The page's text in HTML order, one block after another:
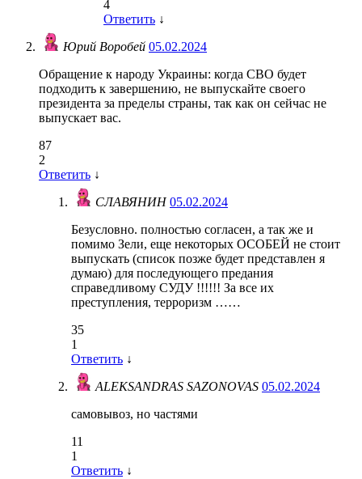
4
Ответить ↓
Юрий Воробей 05.02.2024
​Обращение к народу Украины: когда СВО будет
подходить к завершению, не выпускайте своего
президента за пределы страны, так как он сейчас не
выпускает вас.
87
2
Ответить ↓
СЛАВЯНИН05.02.2024
Безусловно. полностью согласен, а так же и
помимо Зели, еще некоторых ОСОБЕЙ не стоит
выпускать (список позже будет представлен я
думаю) для последующего предания
справедливому СУДУ !!!!!! За все их
преступления, терроризм ……
35
1
Ответить ↓
ALEKSANDRAS SAZONOVAS 05.02.2024
самовывоз, но частями
11
1
Ответить ↓